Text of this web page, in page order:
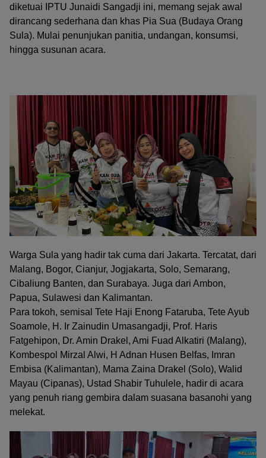
diketuai IPTU Junaidi Sangadji ini, memang sejak awal
dirancang sederhana dan khas Pia Sua (Budaya Orang
Sula). Mulai penunjukan panitia, undangan, konsumsi,
hingga susunan acara.
Warga Sula yang hadir tak cuma dari Jakarta. Tercatat, dari
Malang, Bogor, Cianjur, Jogjakarta, Solo, Semarang,
Cibaliung Banten, dan Surabaya. Juga dari Ambon,
Papua, Sulawesi dan Kalimantan.
Para tokoh, semisal Tete Haji Enong Fataruba, Tete Ayub
Soamole, H. Ir Zainudin Umasangadji, Prof. Haris
Fatgehipon, Dr. Amin Drakel, Ami Fuad Alkatiri (Malang),
Kombespol Mirzal Alwi, H Adnan Husen Belfas, Imran
Embisa (Kalimantan), Mama Zaina Drakel (Solo), Walid
Mayau (Cipanas), Ustad Shabir Tuhulele, hadir di acara
yang penuh riang gembira dalam suasana basanohi yang
melekat.